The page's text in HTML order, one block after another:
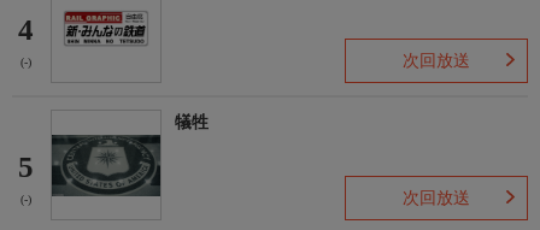
4
(-) 次回放送
5
(-)
犠牲
次回放送